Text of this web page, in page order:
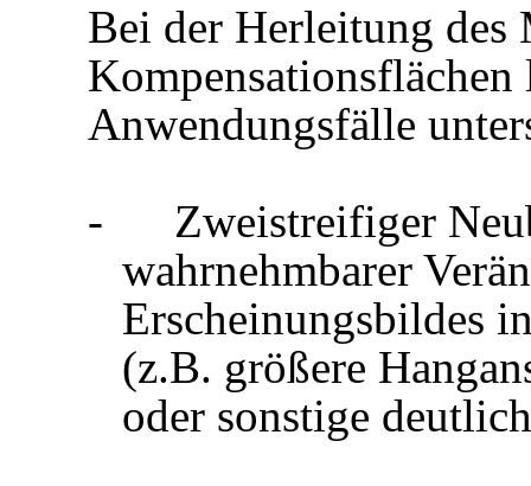
Bei der Herleitung des
Kompensationsflächen
Anwendungsfälle
-
Zweistreifiger
wahrnehmbarer
Erscheinungsbildes
(z.B. größere
oder sonstige